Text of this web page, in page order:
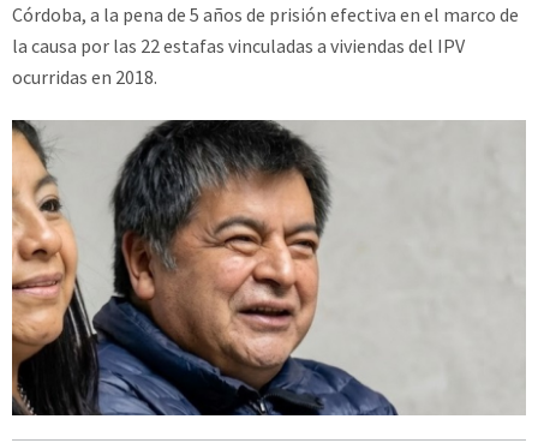
Córdoba, a la pena de 5 años de prisión efectiva en el marco de
la causa por las 22 estafas vinculadas a viviendas del IPV
ocurridas en 2018.